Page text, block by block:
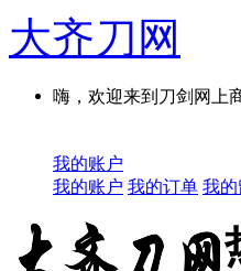
大齐刀网
嗨，欢迎来到刀剑网上
我的账户
我的账户 我的订单 我